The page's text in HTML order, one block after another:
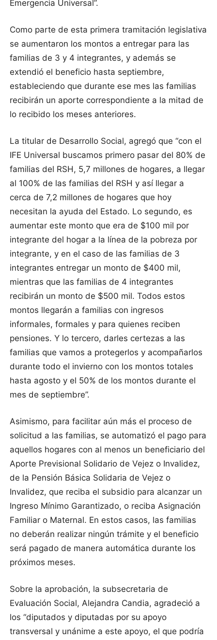
Emergencia Universal”.
Como parte de esta primera tramitación legislativa
se aumentaron los montos a entregar para las
familias de 3 y 4 integrantes, y además se
extendió el beneficio hasta septiembre,
estableciendo que durante ese mes las familias
recibirán un aporte correspondiente a la mitad de
lo recibido los meses anteriores.
La titular de Desarrollo Social, agregó que “con el
IFE Universal buscamos primero pasar del 80% de
familias del RSH, 5,7 millones de hogares, a llegar
al 100% de las familias del RSH y así llegar a
cerca de 7,2 millones de hogares que hoy
necesitan la ayuda del Estado. Lo segundo, es
aumentar este monto que era de $100 mil por
integrante del hogar a la línea de la pobreza por
integrante, y en el caso de las familias de 3
integrantes entregar un monto de $400 mil,
mientras que las familias de 4 integrantes
recibirán un monto de $500 mil. Todos estos
montos llegarán a familias con ingresos
informales, formales y para quienes reciben
pensiones. Y lo tercero, darles certezas a las
familias que vamos a protegerlos y acompañarlos
durante todo el invierno con los montos totales
hasta agosto y el 50% de los montos durante el
mes de septiembre”.
Asimismo, para facilitar aún más el proceso de
solicitud a las familias, se automatizó el pago para
aquellos hogares con al menos un beneficiario del
Aporte Previsional Solidario de Vejez o Invalidez,
de la Pensión Básica Solidaria de Vejez o
Invalidez, que reciba el subsidio para alcanzar un
Ingreso Mínimo Garantizado, o reciba Asignación
Familiar o Maternal. En estos casos, las familias
no deberán realizar ningún trámite y el beneficio
será pagado de manera automática durante los
próximos meses.
Sobre la aprobación, la subsecretaria de
Evaluación Social, Alejandra Candia, agradeció a
los “diputados y diputadas por su apoyo
transversal y unánime a este apoyo, el que podría